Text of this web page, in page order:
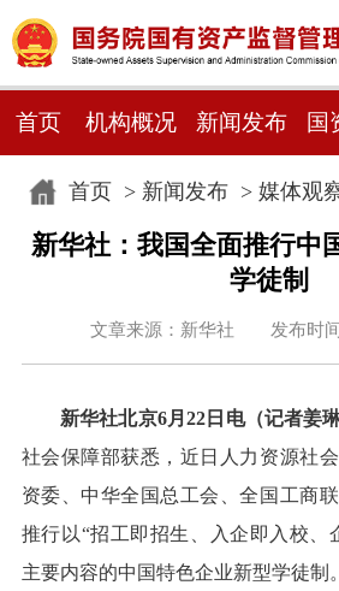
首页 机构概况 新闻发布 国
首页> 新闻发布> 媒体观
新华社：我国全面推行中
学徒制
文章来源：新华社 发布时间
新华社北京6月22日电（记者姜琳
社会保障部获悉，近日人力资源社
资委、中华全国总工会、全国工商
推行以“招工即招生、入企即入校、
主要内容的中国特色企业新型学徒制。